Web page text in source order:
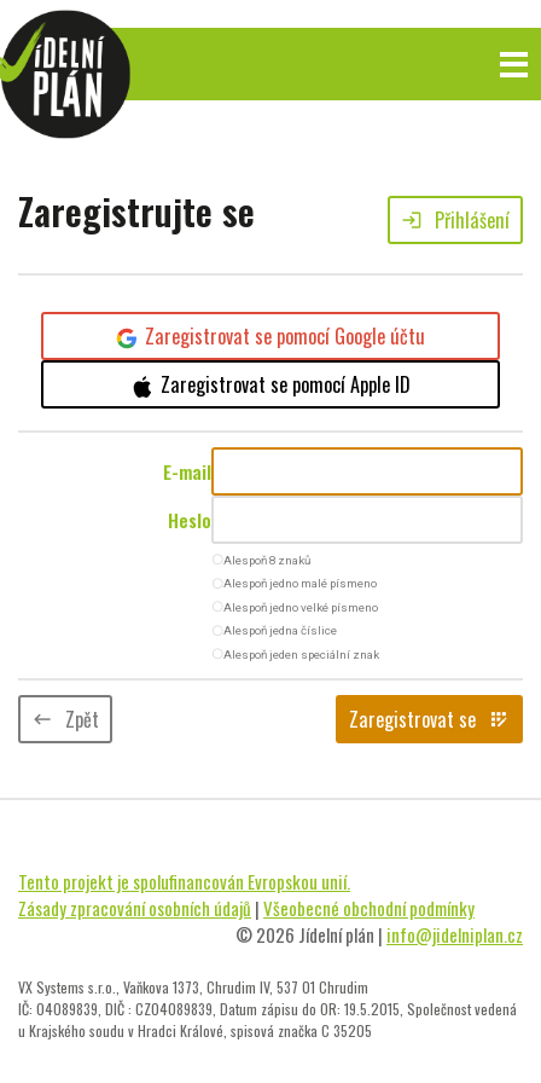
Zaregistrujte se login Přihlášení
Zaregistrovat se pomocí Google účtu
Zaregistrovat se pomocí Apple ID
E-mail
Heslo
radio_button_uncheckedAlespoň 8 znaků
radio_button_uncheckedAlespoň jedno malé písmeno
radio_button_uncheckedAlespoň jedno velké písmeno
radio_button_uncheckedAlespoň jedna číslice
radio_button_uncheckedAlespoň jeden speciální znak
keyboard_backspace Zpět Zaregistrovat se app_registration
Tento projekt je spolufinancován Evropskou unií.
Zásady zpracování osobních údajů |Všeobecné obchodní podmínky
© 2026 Jídelní plán | info@jidelniplan.cz
VX Systems s.r.o., Vaňkova 1373, Chrudim IV, 537 01 Chrudim
IČ: 04089839, DIČ : CZ04089839, Datum zápisu do OR: 19.5.2015, Společnost vedená
u Krajského soudu v Hradci Králové, spisová značka C 35205